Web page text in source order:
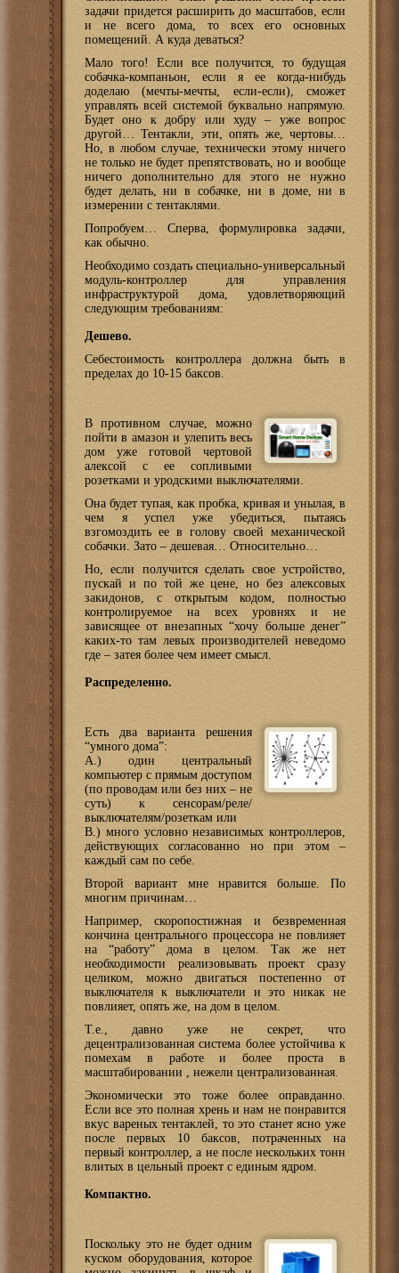
задачи придется расширить до масштабов, если
и не всего дома, то всех его основных
помещений. А куда деваться?
Мало того! Если все получится, то будущая
собачка-компаньон, если я ее когда-нибудь
доделаю (мечты-мечты, если-если), сможет
управлять всей системой буквально напрямую.
Будет оно к добру или худу – уже вопрос
другой… Тентакли, эти, опять же, чертовы…
Но, в любом случае, технически этому ничего
не только не будет препятствовать, но и вообще
ничего дополнительно для этого не нужно
будет делать, ни в собачке, ни в доме, ни в
измерении с тентаклями.
Попробуем… Сперва, формулировка задачи,
как обычно.
Необходимо создать специально-универсальный
модуль-контроллер для управления
инфраструктурой дома, удовлетворяющий
следующим требованиям:
Дешево.
Себестоимость контроллера должна быть в
пределах до 10-15 баксов.
В противном случае, можно
пойти в амазон и улепить весь
дом уже готовой чертовой
алексой с ее сопливыми
розетками и уродскими выключателями.
Она будет тупая, как пробка, кривая и унылая, в
чем я успел уже убедиться, пытаясь
взгомоздить ее в голову своей механической
собачки. Зато – дешевая… Относительно…
Но, если получится сделать свое устройство,
пускай и по той же цене, но без алексовых
закидонов, с открытым кодом, полностью
контролируемое на всех уровнях и не
зависящее от внезапных “хочу больше денег”
каких-то там левых производителей неведомо
где – затея более чем имеет смысл.
Распределенно.
Есть два варианта решения
“умного дома”:
A.) один центральный
компьютер с прямым доступом
(по проводам или без них – не
суть) к сенсорам/реле/
выключателям/розеткам или
B.) много условно независимых контроллеров,
действующих согласованно но при этом –
каждый сам по себе.
Второй вариант мне нравится больше. По
многим причинам…
Например, скоропостижная и безвременная
кончина центрального процессора не повлияет
на “работу” дома в целом. Так же нет
необходимости реализовывать проект сразу
целиком, можно двигаться постепенно от
выключателя к выключатели и это никак не
повлияет, опять же, на дом в целом.
Т.е., давно уже не секрет, что
децентрализованная система более устойчива к
помехам в работе и более проста в
масштабировании , нежели централизованная.
Экономически это тоже более оправданно.
Если все это полная хрень и нам не понравится
вкус вареных тентаклей, то это станет ясно уже
после первых 10 баксов, потраченных на
первый контроллер, а не после нескольких тонн
влитых в цельный проект с единым ядром.
Компактно.
Поскольку это не будет одним
куском оборудования, которое